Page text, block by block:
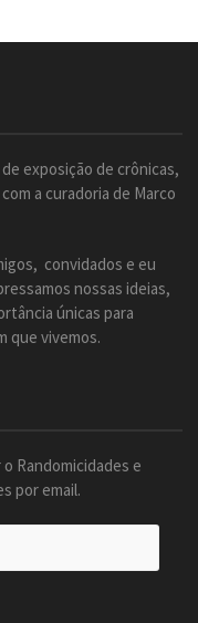
exposição de crônicas,
a curadoria de Marco
convidados e eu
nossas ideias,
únicas para
que vivemos.
Randomicidades e
por email.